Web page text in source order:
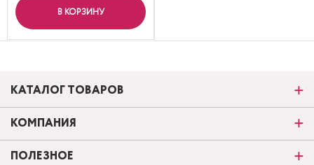
В КОРЗИНУ
КАТАЛОГ ТОВАРОВ
КОМПАНИЯ
ПОЛЕЗНОЕ